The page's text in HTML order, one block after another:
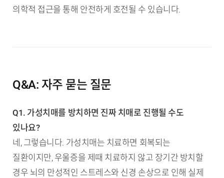
의학적 접근을 통해 안전하게 호전될 수 있습니다.
Q&A: 자주 묻는 질문
Q1. 가성치매를 방치하면 진짜 치매로 진행될 수도
있나요?
네, 그렇습니다. 가성치매는 치료하면 회복되는
질환이지만, 우울증을 제때 치료하지 않고 장기간 방치할
경우 뇌의 만성적인 스트레스와 신경 손상으로 인해 실제